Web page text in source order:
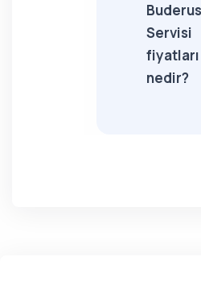
Buderus
Servisi
fiyatları
nedir?